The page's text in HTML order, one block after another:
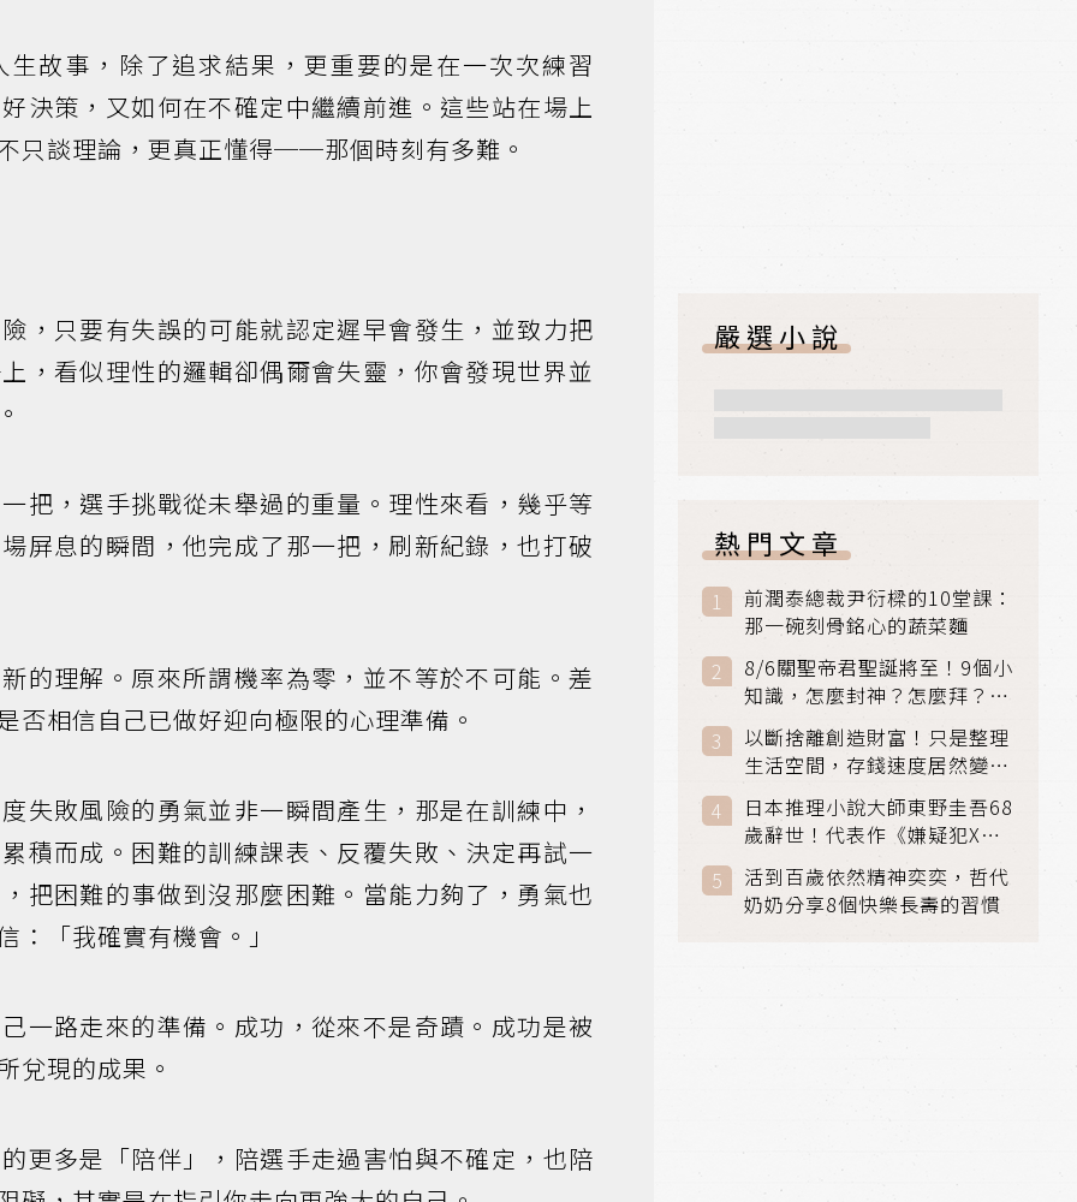
故事，除了追求結果，更重要的是在一次次練習
決策，又如何在不確定中繼續前進。這些站在場上
只談理論，更真正懂得──那個時刻有多難。
，只要有失誤的可能就認定遲早會發生，並致力把
，看似理性的邏輯卻偶爾會失靈，你會發現世界並
把，選手挑戰從未舉過的重量。理性來看，幾乎等
屏息的瞬間，他完成了那一把，刷新紀錄，也打破
的理解。原來所謂機率為零，並不等於不可能。差
否相信自己已做好迎向極限的心理準備。
失敗風險的勇氣並非一瞬間產生，那是在訓練中，
積而成。困難的訓練課表、反覆失敗、決定再試一
把困難的事做到沒那麼困難。當能力夠了，勇氣也
「我確實有機會。」
一路走來的準備。成功，從來不是奇蹟。成功是被
兌現的成果。
更多是「陪伴」，陪選手走過害怕與不確定，也陪
嚴選小說
熱門文章
前潤泰總裁尹衍樑的10堂課：
那一碗刻骨銘心的蔬菜麵
8/6關聖帝君聖誕將至！9個小
知識，怎麼封神？怎麼拜？該
拜哪個關帝？
以斷捨離創造財富！只是整理
生活空間，存錢速度居然變快
日本推理小說大師東野圭吾68
歲辭世！代表作《嫌疑犯X的
獻身》《解憂雜貨店》獲獎無
數
活到百歲依然精神奕奕，哲代
奶奶分享8個快樂長壽的習慣